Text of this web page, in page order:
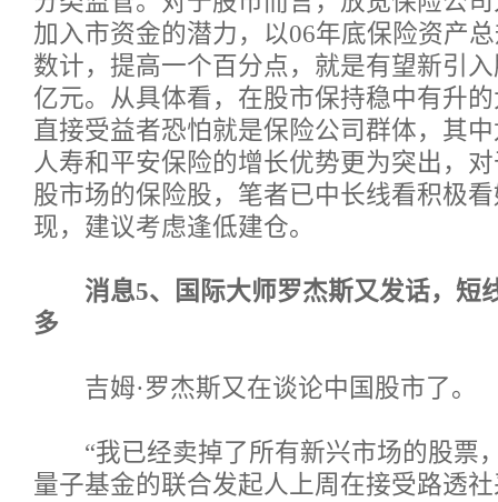
加入市资金的潜力，以06年底保险资产
数计，提高一个百分点，就是有望新引
亿元。从具体看，在股市保持稳中有升
直接受益者恐怕就是保险公司群体，其
人寿和平安保险的增长优势更为突出，
股市场的保险股，笔者已中长线看积极
现，建议考虑逢低建仓。
消息5、国际大师罗杰斯又发话，短
多
吉姆·罗杰斯又在谈论中国股市了。
“我已经卖掉了所有新兴市场的股票
量子基金的联合发起人上周在接受路透